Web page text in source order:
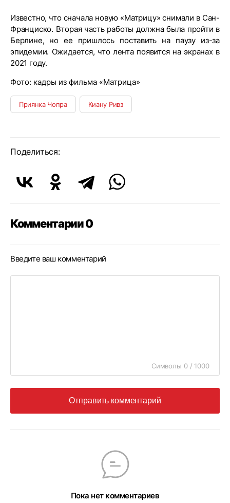
Известно, что сначала новую «Матрицу» снимали в Сан-
Франциско. Вторая часть работы должна была пройти в
Берлине, но ее пришлось поставить на паузу из-за
эпидемии. Ожидается, что лента появится на экранах в
2021 году.
Фото: кадры из фильма «Матрица»
Приянка Чопра Киану Ривз
Поделиться:
Комментарии 0
Введите ваш комментарий
Символы 0 / 1000
Отправить комментарий
Пока нет комментариев